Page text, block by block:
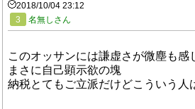
2018/10/04 23:12
3
名無しさん
このオッサンには謙虚さが微塵も感
まさに自己顕示欲の塊
納税とてもご立派だけどこういう人